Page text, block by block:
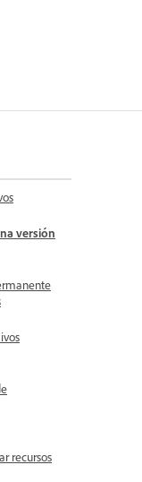
archivos
versión
recursos